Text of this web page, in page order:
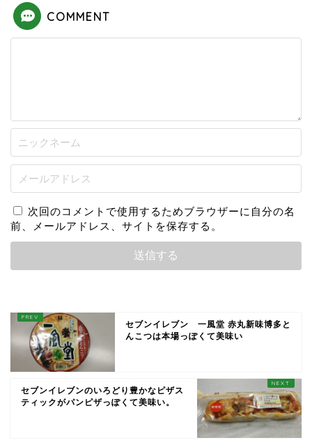
COMMENT
次回のコメントで使用するためブラウザーに自分の名
前、メールアドレス、サイトを保存する。
セブンイレブン 一風堂 赤丸新味博多と
んこつは本場っぽくて美味い
セブンイレブンのいろどり豊かなピザス
ティックがパンピザっぽくて美味い。